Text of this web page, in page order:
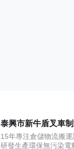
泰興市新牛盾叉車
15年專注倉儲物流搬
研發生產環保無污染電